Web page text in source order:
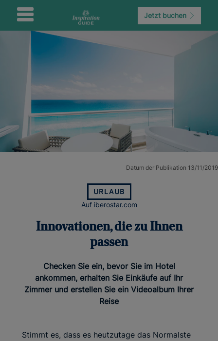
Jetzt buchen
Datum der Publikation 13/11/2019
URLAUB
Auf iberostar.com
Innovationen, die zu Ihnen
passen
Checken Sie ein, bevor Sie im Hotel
ankommen, erhalten Sie Einkäufe auf Ihr
Zimmer und erstellen Sie ein Videoalbum Ihrer
Reise
Stimmt es, dass es heutzutage das Normalste